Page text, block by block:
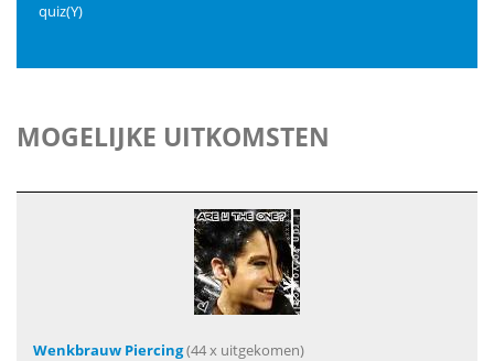
quiz(Y)
MOGELIJKE UITKOMSTEN
Wenkbrauw Piercing(44 x uitgekomen)